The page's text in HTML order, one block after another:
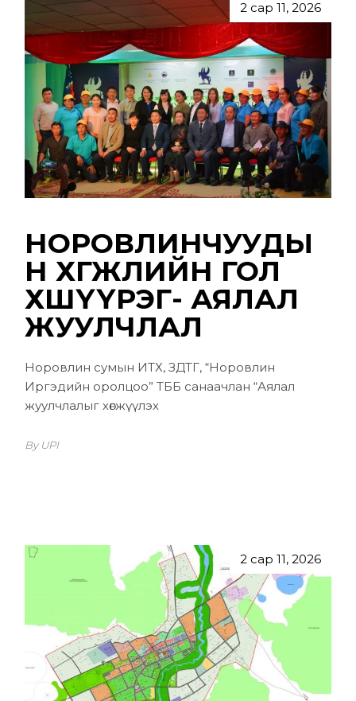
2 сар 11, 2026
НОРОВЛИНЧУУДЫ
Н ХӨГЖЛИЙН ГОЛ
ХӨШҮҮРЭГ- АЯЛАЛ
ЖУУЛЧЛАЛ
Норовлин сумын ИТХ, ЗДТГ, “Норовлин
Иргэдийн оролцоо” ТББ санаачлан “Аялал
жуулчлалыг хөгжүүлэх
By UPI
2 сар 11, 2026